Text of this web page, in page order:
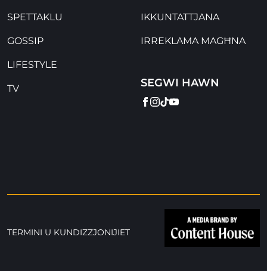
SPETTAKLU
GOSSIP
LIFESTYLE
TV
IKKUNTATTJANA
IRREKLAMA MAGĦNA
SEGWI HAWN
FACEBOOK
INSTAGRAM
TIKTOK
YOUTUBE
TERMINI U KUNDIZZJONIJIET